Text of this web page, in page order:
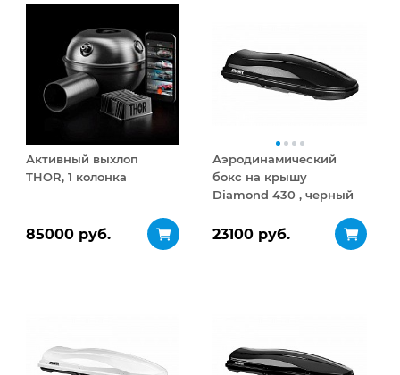
Активный выхлоп
THOR, 1 колонка
85000 руб.
Аэродинамический
бокс на крышу
Diamond 430 , черный
23100 руб.